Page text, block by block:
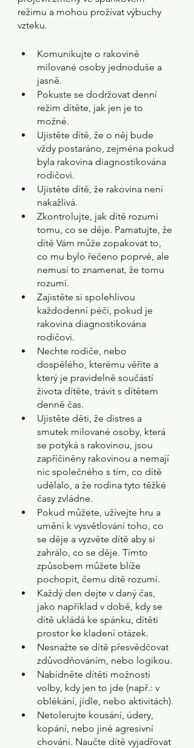
režimu a mohou prožívat výbuchy
vzteku.
Komunikujte o rakovině
milované osoby jednoduše a
jasně.
Pokuste se dodržovat denní
režim dítěte, jak jen je to
možné.
Ujistěte dítě, že o něj bude
vždy postaráno, zejména pokud
byla rakovina diagnostikována
rodičovi.
Ujistěte dítě, že rakovina není
nakažlivá.
Zkontrolujte, jak dítě rozumí
tomu, co se děje. Pamatujte, že
dítě Vám může zopakovat to,
co mu bylo řečeno poprvé, ale
nemusí to znamenat, že tomu
rozumí.
Zajistěte si spolehlivou
každodenní péči, pokud je
rakovina diagnostikována
rodičovi.
Nechte rodiče, nebo
dospělého, kterému věříte a
který je pravidelně součástí
života dítěte, trávit s dítětem
denně čas.
Ujistěte děti, že distres a
smutek milované osoby, která
se potýká s rakovinou, jsou
zapříčiněny rakovinou a nemají
nic společného s tím, co dítě
udělalo, a že rodina tyto těžké
časy zvládne.
Pokud můžete, užívejte hru a
umění k vysvětlování toho, co
se děje a vyzvěte dítě aby si
zahrálo, co se děje. Tímto
způsobem můžete blíže
pochopit, čemu dítě rozumí.
Každý den dejte v daný čas,
jako například v době, kdy se
dítě ukládá ke spánku, dítěti
prostor ke kladení otázek.
Nesnažte se dítě přesvědčovat
zdůvodňováním, nebo logikou.
Nabídněte dítěti možnosti
volby, kdy jen to jde (např.: v
oblékání, jídle, nebo aktivitách).
Netolerujte kousání, údery,
kopání, nebo jiné agresivní
chování. Naučte dítě vyjadřovat